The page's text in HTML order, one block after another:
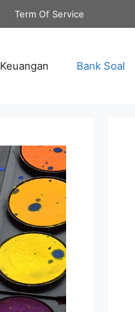
Term Of Service
Keuangan Bank Soal